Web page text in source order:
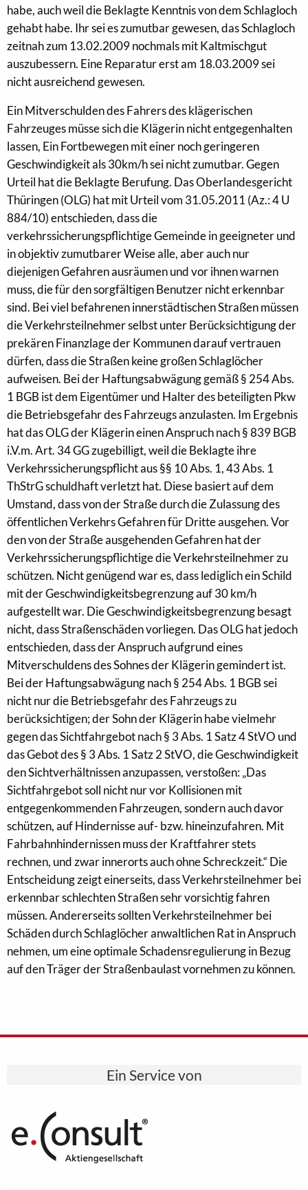
habe, auch weil die Beklagte Kenntnis von dem Schlagloch
gehabt habe. Ihr sei es zumutbar gewesen, das Schlagloch
zeitnah zum 13.02.2009 nochmals mit Kaltmischgut
auszubessern. Eine Reparatur erst am 18.03.2009 sei
nicht ausreichend gewesen.
Ein Mitverschulden des Fahrers des klägerischen
Fahrzeuges müsse sich die Klägerin nicht entgegenhalten
lassen, Ein Fortbewegen mit einer noch geringeren
Geschwindigkeit als 30km/h sei nicht zumutbar. Gegen
Urteil hat die Beklagte Berufung. Das Oberlandesgericht
Thüringen (OLG) hat mit Urteil vom 31.05.2011 (Az.: 4 U
884/10) entschieden, dass die
verkehrssicherungspflichtige Gemeinde in geeigneter und
in objektiv zumutbarer Weise alle, aber auch nur
diejenigen Gefahren ausräumen und vor ihnen warnen
muss, die für den sorgfältigen Benutzer nicht erkennbar
sind. Bei viel befahrenen innerstädtischen Straßen müssen
die Verkehrsteilnehmer selbst unter Berücksichtigung der
prekären Finanzlage der Kommunen darauf vertrauen
dürfen, dass die Straßen keine großen Schlaglöcher
aufweisen. Bei der Haftungsabwägung gemäß § 254 Abs.
1 BGB ist dem Eigentümer und Halter des beteiligten Pkw
die Betriebsgefahr des Fahrzeugs anzulasten. Im Ergebnis
hat das OLG der Klägerin einen Anspruch nach § 839 BGB
i.V.m. Art. 34 GG zugebilligt, weil die Beklagte ihre
Verkehrssicherungspflicht aus §§ 10 Abs. 1, 43 Abs. 1
ThStrG schuldhaft verletzt hat. Diese basiert auf dem
Umstand, dass von der Straße durch die Zulassung des
öffentlichen Verkehrs Gefahren für Dritte ausgehen. Vor
den von der Straße ausgehenden Gefahren hat der
Verkehrssicherungspflichtige die Verkehrsteilnehmer zu
schützen. Nicht genügend war es, dass lediglich ein Schild
mit der Geschwindigkeitsbegrenzung auf 30 km/h
aufgestellt war. Die Geschwindigkeitsbegrenzung besagt
nicht, dass Straßenschäden vorliegen. Das OLG hat jedoch
entschieden, dass der Anspruch aufgrund eines
Mitverschuldens des Sohnes der Klägerin gemindert ist.
Bei der Haftungsabwägung nach § 254 Abs. 1 BGB sei
nicht nur die Betriebsgefahr des Fahrzeugs zu
berücksichtigen; der Sohn der Klägerin habe vielmehr
gegen das Sichtfahrgebot nach § 3 Abs. 1 Satz 4 StVO und
das Gebot des § 3 Abs. 1 Satz 2 StVO, die Geschwindigkeit
den Sichtverhältnissen anzupassen, verstoßen: „Das
Sichtfahrgebot soll nicht nur vor Kollisionen mit
entgegenkommenden Fahrzeugen, sondern auch davor
schützen, auf Hindernisse auf- bzw. hineinzufahren. Mit
Fahrbahnhindernissen muss der Kraftfahrer stets
rechnen, und zwar innerorts auch ohne Schreckzeit.“ Die
Entscheidung zeigt einerseits, dass Verkehrsteilnehmer bei
erkennbar schlechten Straßen sehr vorsichtig fahren
müssen. Andererseits sollten Verkehrsteilnehmer bei
Schäden durch Schlaglöcher anwaltlichen Rat in Anspruch
nehmen, um eine optimale Schadensregulierung in Bezug
auf den Träger der Straßenbaulast vornehmen zu können.
Ein Service von